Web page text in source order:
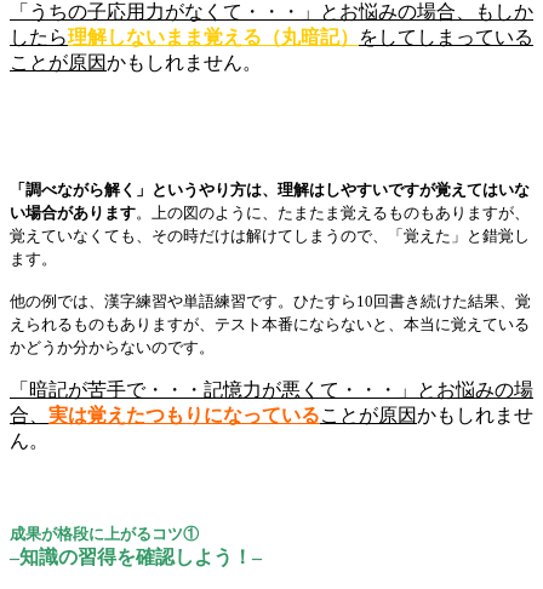
「うちの子応用力がなくて・・・」とお悩みの場合、もしか
したら理解しないまま覚える（丸暗記）
をしてしまっている
ことが原因かもしれません。
「調べながら解く」というやり方は、理解はしやすいですが覚えてはいな
い場合があります。上の図のように、たまたま覚えるものもありますが、
覚えていなくても、その時だけは解けてしまうので、「覚えた」と錯覚し
ます。
他の例では、漢字練習や単語練習です。ひたすら10回書き続けた結果、覚
えられるものもありますが、テスト本番にならないと、本当に覚えている
かどうか分からないのです。
「暗記が苦手で・・・記憶力が悪くて・・・」とお悩みの場
合、 実は覚えたつもりになっていることが原因かもしれませ
ん。
成果が格段に上がるコツ①
–知識の習得を確認しよう！–